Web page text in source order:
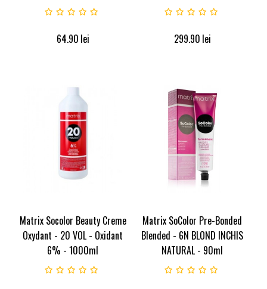
64.90 lei 299.90 lei
Matrix Socolor Beauty Creme
Oxydant - 20 VOL - Oxidant
6% - 1000ml
Matrix SoColor Pre-Bonded
Blended - 6N BLOND INCHIS
NATURAL - 90ml